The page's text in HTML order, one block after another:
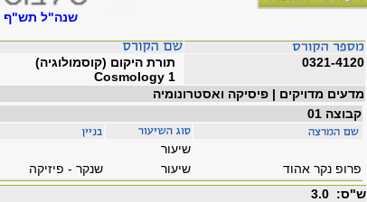
שנה"ל תש"ף
תורת היקום (קוסמולוגיה)
Cosmology 1
0321-4120
מדעים מדויקים | פיסיקה ואסטרונומיה
קבוצה 01
שיעור
שנקר - פיזיקה שיעור
פרופ נקר אהוד
ש"ס: 3.0